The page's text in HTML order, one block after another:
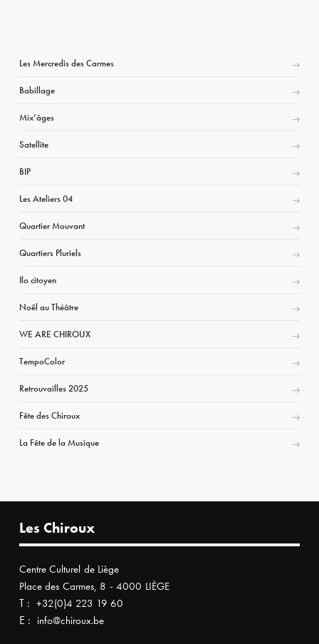
Les Mercredis des Carmes
Babillage
Mix’âges
Satellite
BIP
Les Ateliers 04
Quartier Mouvant
Quartiers Pluriels
Ilo citoyen
Noël au Théâtre
WE ARE CHIROUX
TempoColor
Retrouvailles 2025
Fête des Chiroux
La Fête de la Musique
Les Chiroux
Centre Culturel de Liège
Place des Carmes, 8 - 4000 LIÈGE
T : +32(0)4 223 19 60
E : info@chiroux.be